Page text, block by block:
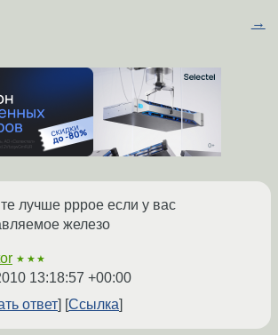
→
лучше pppoe если у вас
железо
★★★
13:18:57 +00:00
ответ
Ссылка